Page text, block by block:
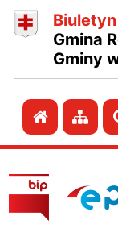
Gmina
Gminy
Przejdź